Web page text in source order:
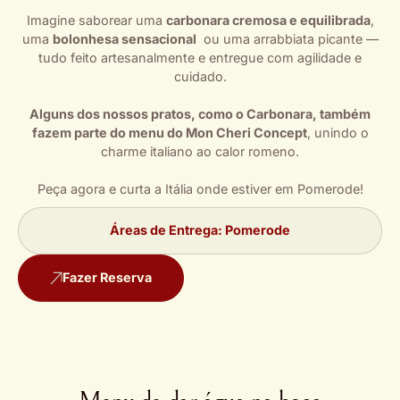
Imagine saborear uma carbonara cremosa e equilibrada,
uma bolonhesa sensacional ou uma arrabbiata picante —
tudo feito artesanalmente e entregue com agilidade e
cuidado.
Alguns dos nossos pratos, como o Carbonara, também
fazem parte do menu do Mon Cheri Concept, unindo o
charme italiano ao calor romeno.
Peça agora e curta a Itália onde estiver em Pomerode!
Áreas de Entrega: Pomerode
Fazer Reserva